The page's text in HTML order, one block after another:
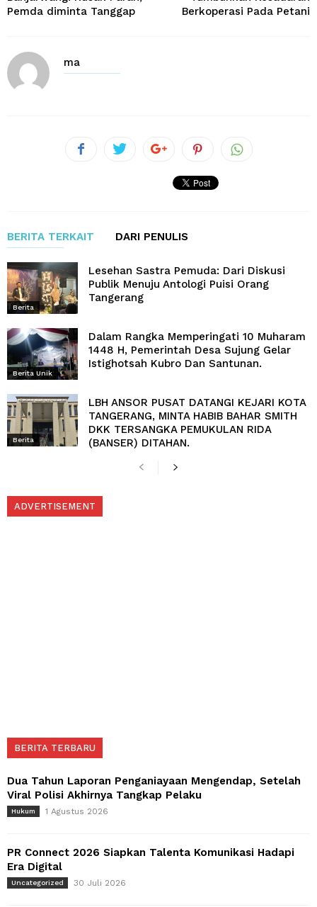
Pemda diminta Tanggap
Berkoperasi Pada Petani
ma
BERITA TERKAIT DARI PENULIS
Berita
Lesehan Sastra Pemuda: Dari Diskusi
Publik Menuju Antologi Puisi Orang
Tangerang
Berita Unik
Dalam Rangka Memperingati 10 Muharam
1448 H, Pemerintah Desa Sujung Gelar
Istighotsah Kubro Dan Santunan.
Berita
LBH ANSOR PUSAT DATANGI KEJARI KOTA
TANGERANG, MINTA HABIB BAHAR SMITH
DKK TERSANGKA PEMUKULAN RIDA
(BANSER) DITAHAN.
ADVERTISEMENT
BERITA TERBARU
Dua Tahun Laporan Penganiayaan Mengendap, Setelah
Viral Polisi Akhirnya Tangkap Pelaku
Hukum 1 Agustus 2026
PR Connect 2026 Siapkan Talenta Komunikasi Hadapi
Era Digital
Uncategorized 30 Juli 2026